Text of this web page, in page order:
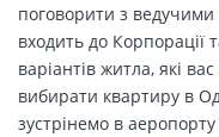
поговорити з ведучими
входить до Корпорації
варіантів житла, які
вибирати квартиру в
зустрінемо в